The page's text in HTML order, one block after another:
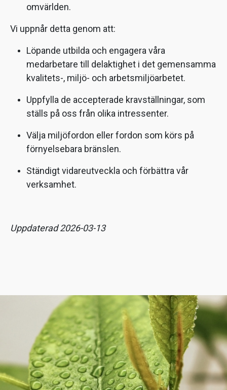
omvärlden.
Vi uppnår detta genom att:
Löpande utbilda och engagera våra
medarbetare till delaktighet i det gemensamma
kvalitets-, miljö- och arbetsmiljöarbetet.
Uppfylla de accepterade kravställningar, som
ställs på oss från olika intressenter.
Välja miljöfordon eller fordon som körs på
förnyelsebara bränslen.
Ständigt vidareutveckla och förbättra vår
verksamhet.
Uppdaterad 2026-03-13